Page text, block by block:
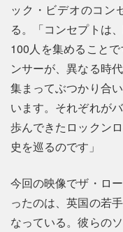
ック・ビデオのコン
る。「コンセプトは
100人を集めること
ンサーが、異なる時
集まってぶつかり合
います。それぞれが
歩んできたロックン
史を巡るのです」
今回の映像でザ・ロ
ったのは、英国の若
なっている。彼らの